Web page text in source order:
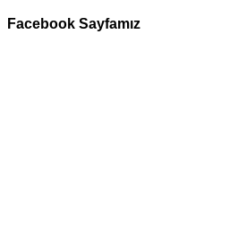
Facebook Sayfamız